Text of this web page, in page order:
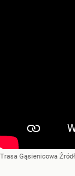
Trasa Gąsienicowa